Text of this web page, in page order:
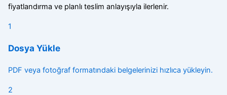
fiyatlandırma ve planlı teslim anlayışıyla ilerlenir.
1
Dosya Yükle
PDF veya fotoğraf formatındaki belgelerinizi hızlıca yükleyin.
2